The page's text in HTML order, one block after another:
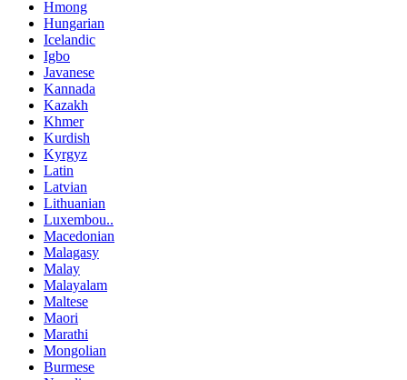
Hmong
Hungarian
Icelandic
Igbo
Javanese
Kannada
Kazakh
Khmer
Kurdish
Kyrgyz
Latin
Latvian
Lithuanian
Luxembou..
Macedonian
Malagasy
Malay
Malayalam
Maltese
Maori
Marathi
Mongolian
Burmese